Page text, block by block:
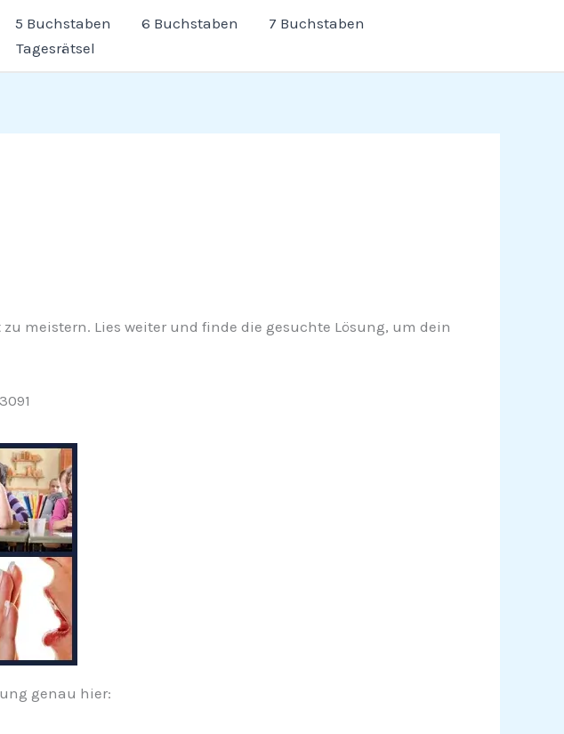
5 Buchstaben 6 Buchstaben
7 Buchstaben
Tagesrätsel
meistern. Lies weiter und finde die gesuchte Lösung, um dein
genau hier: